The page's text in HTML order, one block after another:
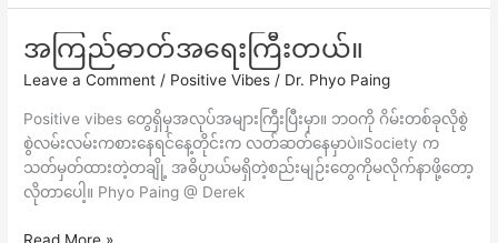
အကြည်ဓာတ်အရေးကြီးတယ်။
Leave a Comment / Positive Vibes / Dr. Phyo Paing
Positive vibes တွေရှိမှအလုပ်အများကြီးပြီးမှာ။ ဘဝကို ဂိမ်းတစ်ခုလိုစွဲ
စွဲလမ်းလမ်းကစားနေရင်နေ့တိုင်းက လတ်ဆတ်နေမှာပဲ။Society က
သတ်မှတ်ထားတဲ့တချို့ အဓိပ္ပာယ်မရှိတဲ့စည်းမျဉ်းတွေကိုမလိုက်နာဖို့တော့
လိုတာပေါ့။ Phyo Paing @ Derek
အကြည်ဓာတ်
အရေးကြီး
တယ်။
Read More »